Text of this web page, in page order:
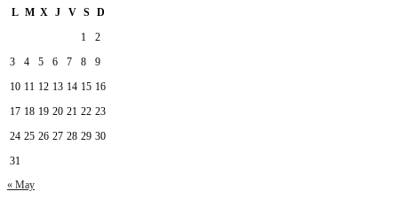
L M X J V S
D
1
2
3
4 5 6 7 8
9
10 11 12 13 14 15 16
17 18 19 20 21 22 23
24 25 26 27 28 29 30
31
« May